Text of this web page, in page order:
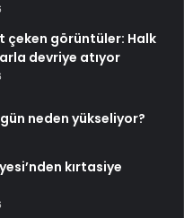
çeken görüntüler: Halk
devriye atıyor
neden yükseliyor?
kırtasiye